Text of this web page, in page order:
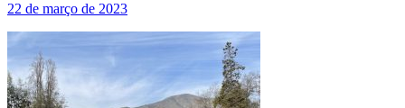
22 de março de 2023